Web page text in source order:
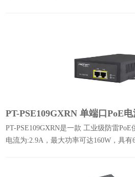
PT-PSE109GXRN 单端口PoE
PT-PSE109GXRN是一款 工业级防雷PoE
电流为:2.9A，最大功率可达160W，具